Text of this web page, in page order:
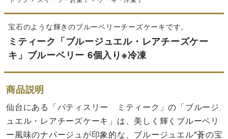
宝石のような輝きのブルーベリーチーズケーキです。
ミティーク「ブルージュエル・レアチーズケー
キ」ブルーベリー 6個入り※冷凍
商品説明
仙台にある「パティスリー ミティーク」の「ブルージ
ュエル・レアチーズケーキ」は、美しく輝くブルーベリ
ー風味のナパージュが印象的な、ブルージュエル"蒼の宝